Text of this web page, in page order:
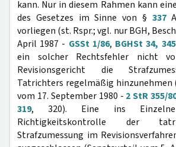
kann. Nur in diesem Rahmen kann
des Gesetzes im Sinne von § 337
vorliegen (st. Rspr.; vgl. nur BGH,
April 1987 - GSSt 1/86, BGHSt 34, 345
ein solcher Rechtsfehler nicht
Revisionsgericht die
Tatrichters regelmäßig hinzunehmen
vom 17. September 1980 - 2 StR 355/
319, 320). Eine ins Einzelne
Richtigkeitskontrolle der
Strafzumessung im